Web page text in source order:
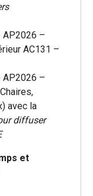
AP2026 –
AC131 –
AP2026 –
avec la
diffuser
et